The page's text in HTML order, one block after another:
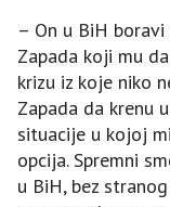
– On u BiH
Zapada koji mu
krizu iz koje niko
Zapada da krenu
situacije u kojoj
opcija. Spremni
u BiH, bez